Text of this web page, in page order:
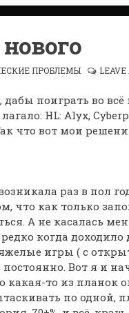
ПРОБЛЕМЫ LEAVE
поиграть во всё
HL: Alyx,
что вот мои
раз в пол
что как только
А не касалась
когда доходило
игры ( с
Вот я и
какая-то из планок
по одной,